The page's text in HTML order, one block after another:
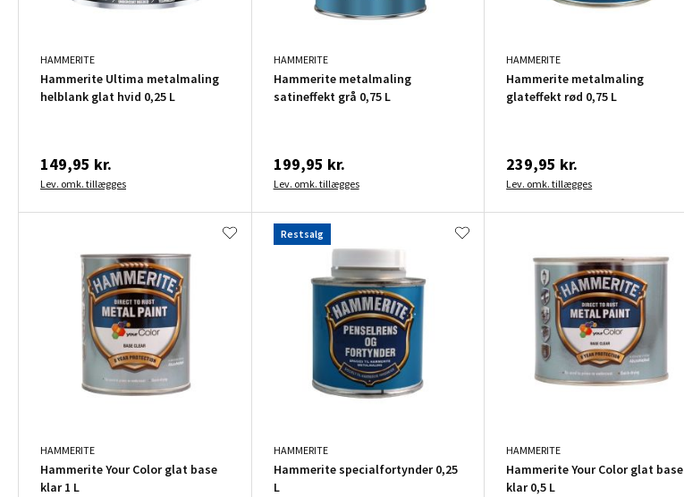
HAMMERITE
Hammerite Ultima metalmaling
helblank glat hvid 0,25 L
149,95 kr.
Lev. omk. tillægges
HAMMERITE
Hammerite metalmaling
satineffekt grå 0,75 L
199,95 kr.
Lev. omk. tillægges
HAMMERITE
Hammerite metalmaling
glateffekt rød 0,75 L
239,95 kr.
Lev. omk. tillægges
HAMMERITE
Hammerite Your Color glat base
klar 1 L
Restsalg
HAMMERITE
Hammerite specialfortynder 0,25
L
HAMMERITE
Hammerite Your Color glat base
klar 0,5 L